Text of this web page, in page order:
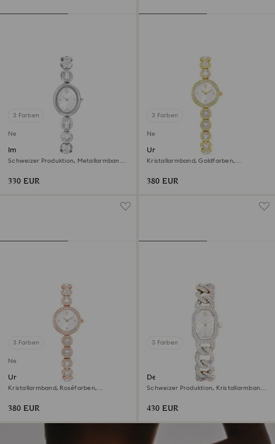
3 Farben
Neu
Imber oval Uhr
Schweizer Produktion, Metallarmband,
330 EUR
3 Farben
Neu
Una Angelic Uhr
Kristallarmband, Goldfarben,
380 EUR
3 Farben
Neu
Una Angelic Uhr
Kristallarmband, Roséfarben,
380 EUR
3 Farben
Dextera chain Uhr
Schweizer Produktion, Kristallarmband,
430 EUR